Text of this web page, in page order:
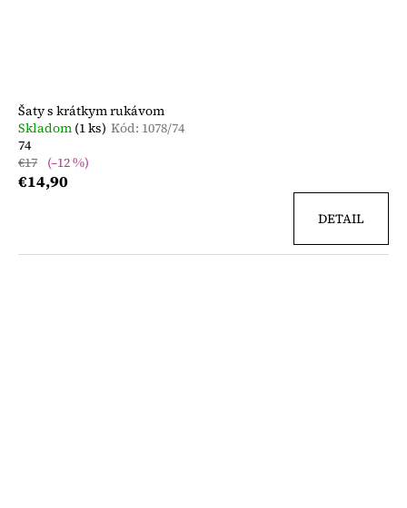
Šaty s krátkym rukávom
Skladom (1 ks) Kód: 1078/74
74
€17 (–12 %)
€14,90
DETAIL